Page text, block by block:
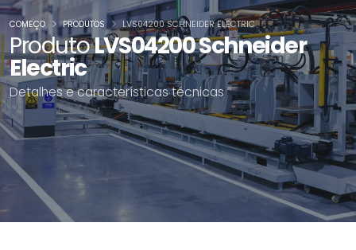
ProdutoLVS04200 Schneider
Electric
Detalhes e características técnicas
COMEÇO PRODUTOS LVS04200 SCHNEIDER ELECTRIC